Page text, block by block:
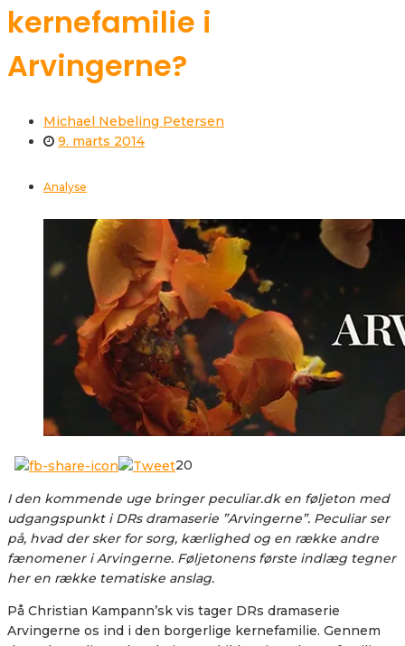
kernefamilie i
Arvingerne?
Michael Nebeling Petersen
9. marts 2014
Analyse
20
I den kommende uge bringer peculiar.dk en føljeton med
udgangspunkt i DRs dramaserie ”Arvingerne”. Peculiar ser
på, hvad der sker for sorg, kærlighed og en række andre
fænomener i Arvingerne. Føljetonens første indlæg tegner
her en række tematiske anslag.
På Christian Kampann’sk vis tager DRs dramaserie
Arvingerne os ind i den borgerlige kernefamilie. Gennem